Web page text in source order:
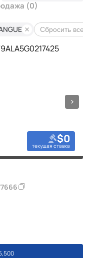
(0)
Сбросить все
$0
текущая ставка